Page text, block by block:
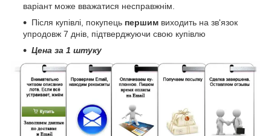
варіант може вважатися несправжнім.
Після купівлі, покупець першим виходить на зв'язок
упродовж 7 днів, підтверджуючи свою купівлю
Цена за 1 штуку